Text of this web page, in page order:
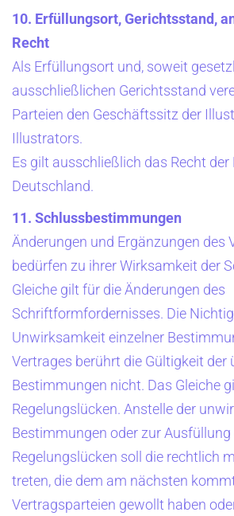
10. Erfüllungsort, Gerichtsstand,
Recht
Als Erfüllungsort und, soweit
ausschließlichen Gerichtsstand
Parteien den Geschäftssitz der
Illustrators.
Es gilt ausschließlich das Recht der
Deutschland.
11. Schlussbestimmungen
Änderungen und Ergänzungen des
bedürfen zu ihrer Wirksamkeit der
Gleiche gilt für die Änderungen des
Schriftformfordernisses. Die
Unwirksamkeit einzelner
Vertrages berührt die Gültigkeit der
Bestimmungen nicht. Das Gleiche
Regelungslücken. Anstelle der
Bestimmungen oder zur Ausfüllung
Regelungslücken soll die rechtlich
treten, die dem am nächsten
Vertragsparteien gewollt haben